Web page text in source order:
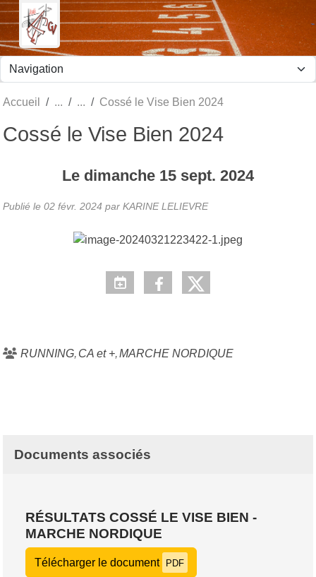
Accueil Cossé le Vise Bien 2024
Cossé le Vise Bien 2024
Le dimanche 15 sept. 2024
Publié le 02 févr. 2024 par KARINE LELIEVRE
RUNNING CA et + MARCHE NORDIQUE
Documents associés
RÉSULTATS COSSÉ LE VISE BIEN -
MARCHE NORDIQUE
Télécharger le document PDF
Panneau de gestion des cookies